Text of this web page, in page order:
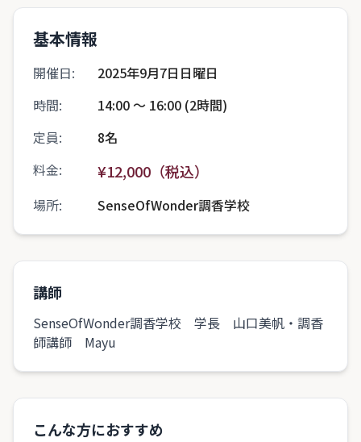
基本情報
開催日:
2025年9月7日日曜日
時間:
14:00 〜 16:00 (2時間)
定員:
8名
料金:
¥12,000（税込）
場所: SenseOfWonder調香学校
講師
SenseOfWonder調香学校 学長 山口美帆・調香
師講師 Mayu
こんな方におすすめ